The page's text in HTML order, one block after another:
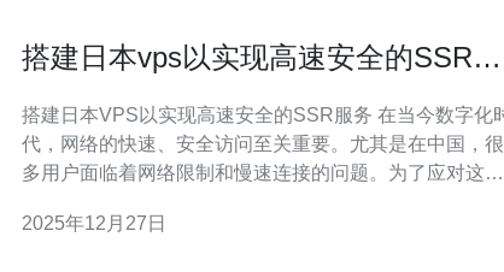
搭建日本vps以实现高速安全的SSR服
搭建日本VPS以实现高速安全的SSR服务 在当今数字化时
代，网络的快速、安全访问至关重要。尤其是在中国，很
多用户面临着网络限制和慢速连接的问题。为了应对这些
了越来越多用户的选择。本文将为您介绍如何高效地搭建
2025年12月27日